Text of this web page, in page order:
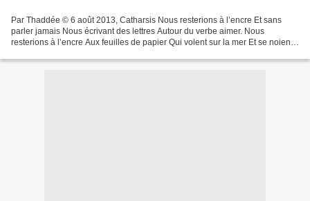
Par Thaddée © 6 août 2013, Catharsis Nous resterions à l’encre Et sans
parler jamais Nous écrivant des lettres Autour du verbe aimer. Nous
resterions à l’encre Aux feuilles de papier Qui volent sur la mer Et se noient